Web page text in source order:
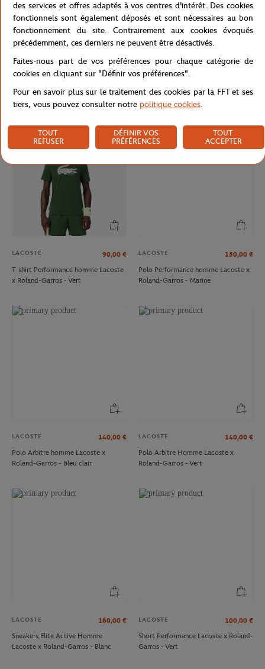
LACOSTE 90,00 €
Roland-Garros - Terre Battue
LACOSTE
Roland-Garros - Marine
LACOSTE 90,00 €
T-shirt Performance homme Lacoste
x Roland-Garros - Vert
LACOSTE 150,00 €
Polo Performance homme Lacoste x
Roland-Garros - Marine
LACOSTE 140,00 €
Polo Arbitre homme Lacoste x
Roland-Garros - Bleu clair
LACOSTE 140,00 €
Polo Arbitre Homme Lacoste x
Roland-Garros - Vert
LACOSTE 160,00 €
Sneakers Elite Active Homme
Lacoste x Roland-Garros - Blanc
LACOSTE 100,00 €
Short Performance Lacoste x Roland-
Garros - Vert
des services et offres adaptés à vos centres d'intérêt. Des cookies
fonctionnels sont également déposés et sont nécessaires au bon
fonctionnement du site. Contrairement aux cookies évoqués
précédemment, ces derniers ne peuvent être désactivés.
Faites-nous part de vos préférences pour chaque catégorie de
cookies en cliquant sur "Définir vos préférences".
Pour en savoir plus sur le traitement des cookies par la FFT et ses
tiers, vous pouvez consulter notre politique cookies.
TOUT
REFUSER
DÉFINIR VOS
PRÉFÉRENCES
TOUT
ACCEPTER